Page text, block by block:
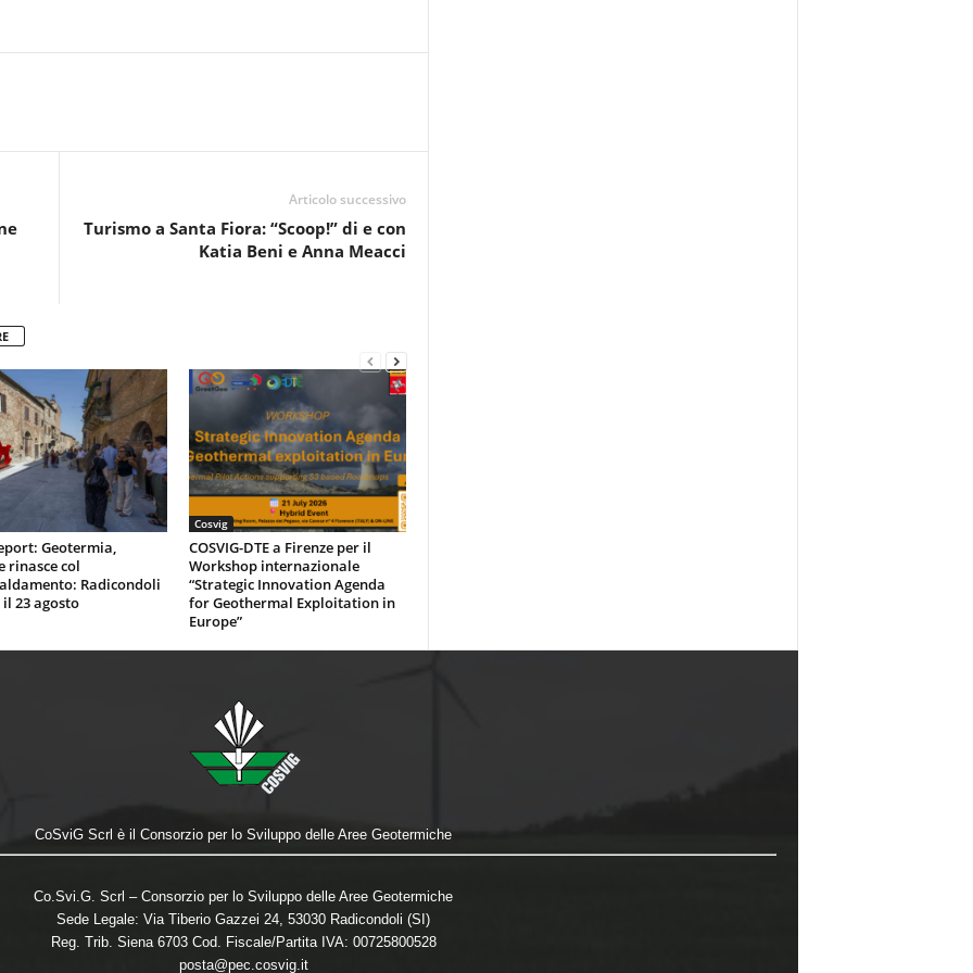
Articolo successivo
Turismo a Santa Fiora: “Scoop!” di e con
Katia Beni e Anna Meacci
Geotermia,
rinasce col
Radicondoli
23 agosto
Cosvig
COSVIG-DTE a Firenze per il
Workshop internazionale
“Strategic Innovation Agenda
for Geothermal Exploitation in
Europe”
CoSviG Scrl è il Consorzio per lo Sviluppo delle Aree Geotermiche
Co.Svi.G. Scrl – Consorzio per lo Sviluppo delle Aree Geotermiche
Sede Legale: Via Tiberio Gazzei 24, 53030 Radicondoli (SI)
Reg. Trib. Siena 6703 Cod. Fiscale/Partita IVA: 00725800528
posta@pec.cosvig.it